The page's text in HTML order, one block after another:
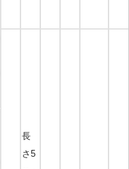
長
さ5